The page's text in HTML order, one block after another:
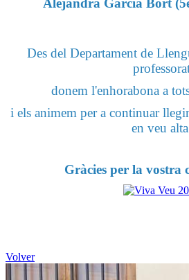
Alejandra García Bort
Des del Departament de
donem l'enhorabona a
i els animem per a continuar
en veu
Gràcies per la vostra
Volver